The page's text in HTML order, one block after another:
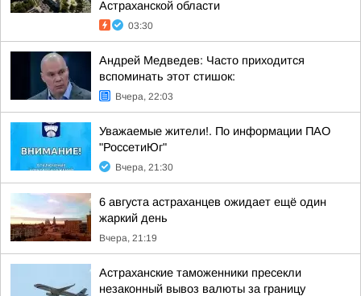
Астраханской области
03:30
Андрей Медведев: Часто приходится
вспоминать этот стишок:
Вчера, 22:03
Уважаемые жители!. По информации ПАО
"РоссетиЮг"
Вчера, 21:30
6 августа астраханцев ожидает ещё один
жаркий день
Вчера, 21:19
Астраханские таможенники пресекли
незаконный вывоз валюты за границу